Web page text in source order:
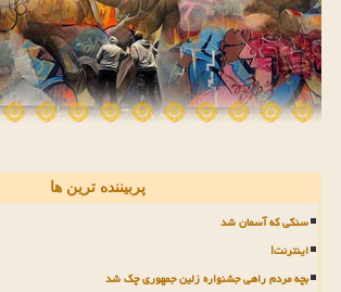
پربیننده ترین ها
سنگی که آسمان شد
اینترنت!
بچه مردم راهی جشنواره زلین جمهوری چک شد